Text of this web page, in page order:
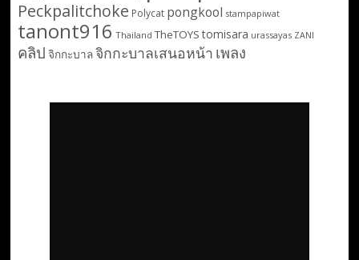
Peckpalitchoke Polycat pongkool stampapiwat
tanont916 Thailand TheTOYS tomisara urassayas ZANI
คลิป จิกกะบาลจิกกะบาลเสนอหน้า เพลง